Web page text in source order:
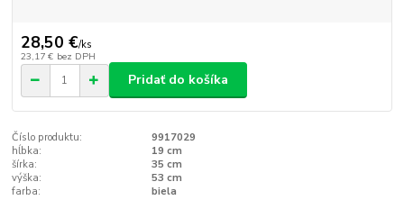
28,50 €/ks
23,17 € bez DPH
Pridať do košíka
Číslo produktu:
9917029
hĺbka:
19 cm
šírka:
35 cm
výška:
53 cm
farba:
biela